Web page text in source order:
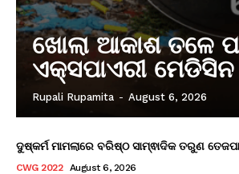
ଖୋଲା ଆକାଶ ତଳେ
ଏକ୍ସପାଏରୀ ମେଡିସିନ
Rupali Rupamita - August 6, 2026
ଦୁଷ୍କର୍ମ ମାମଲାରେ ବରିଷ୍ଠ ସାମ୍ଵାଦିକ ତରୁଣ
CWG 2022 August 6, 2026